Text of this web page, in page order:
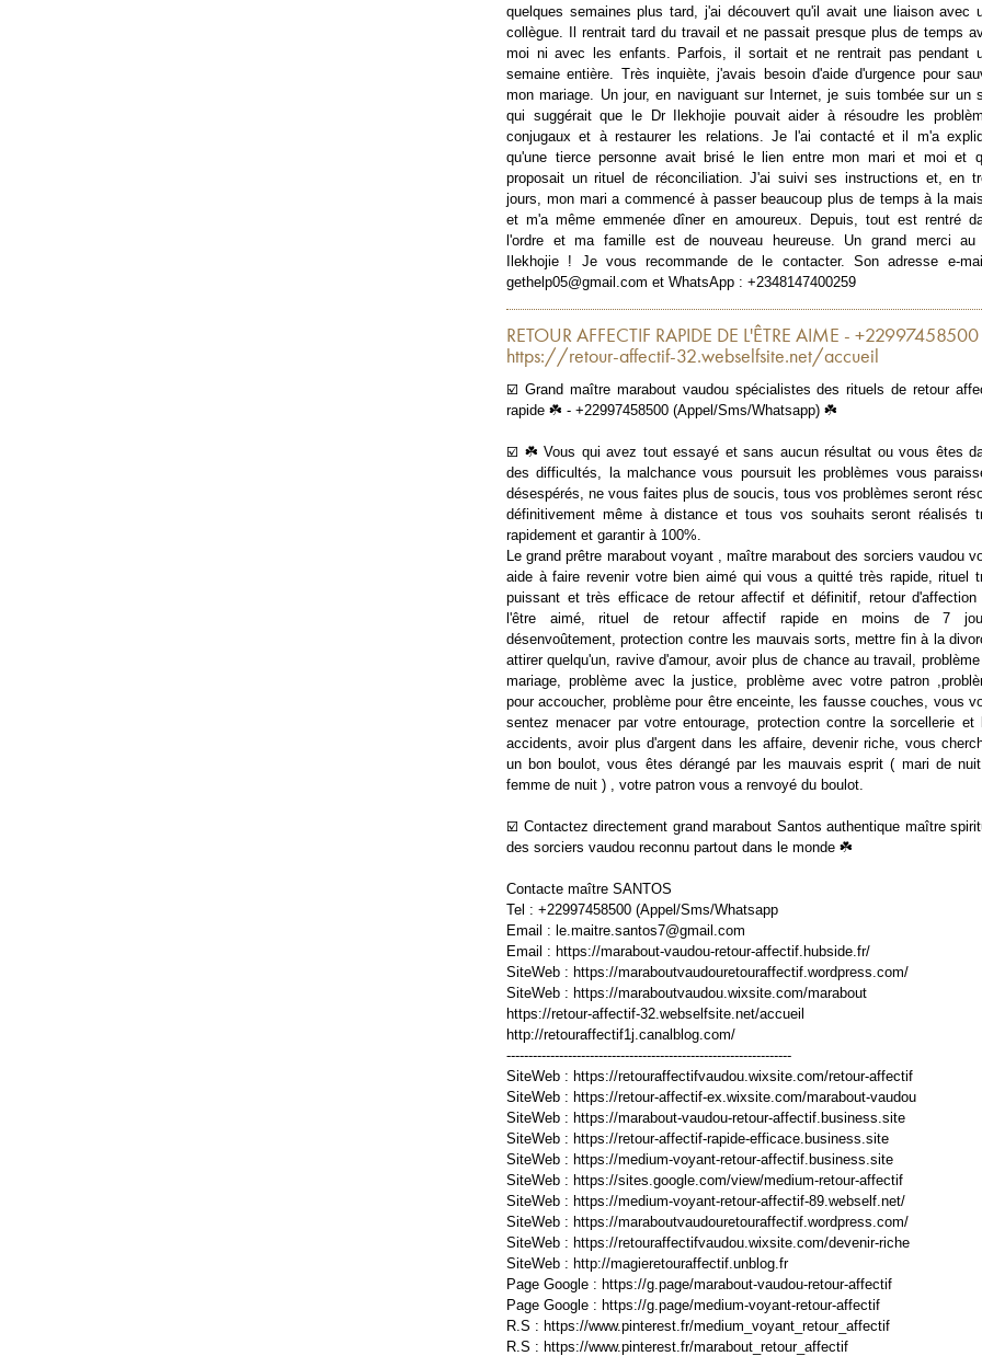
quelques semaines plus tard, j'ai découvert qu'il avait une liaison avec
collègue. Il rentrait tard du travail et ne passait presque plus de temps
moi ni avec les enfants. Parfois, il sortait et ne rentrait pas pendant
semaine entière. Très inquiète, j'avais besoin d'aide d'urgence pour
mon mariage. Un jour, en naviguant sur Internet, je suis tombée sur un
qui suggérait que le Dr Ilekhojie pouvait aider à résoudre les
conjugaux et à restaurer les relations. Je l'ai contacté et il m'a
qu'une tierce personne avait brisé le lien entre mon mari et moi et
proposait un rituel de réconciliation. J'ai suivi ses instructions et, en
jours, mon mari a commencé à passer beaucoup plus de temps à la
et m'a même emmenée dîner en amoureux. Depuis, tout est rentré
l'ordre et ma famille est de nouveau heureuse. Un grand merci au
Ilekhojie ! Je vous recommande de le contacter. Son adresse e-
gethelp05@gmail.com et WhatsApp : +2348147400259
RETOUR AFFECTIF RAPIDE DE L'ÊTRE AIME - +22997458500
https://retour-affectif-32.webselfsite.net/accueil
☑️ Grand maître marabout vaudou spécialistes des rituels de retour
rapide ☘️ - +22997458500 (Appel/Sms/Whatsapp) ☘️
☑️ ☘️ Vous qui avez tout essayé et sans aucun résultat ou vous êtes
des difficultés, la malchance vous poursuit les problèmes vous
désespérés, ne vous faites plus de soucis, tous vos problèmes seront
définitivement même à distance et tous vos souhaits seront réalisés
rapidement et garantir à 100%.
Le grand prêtre marabout voyant , maître marabout des sorciers vaudou
aide à faire revenir votre bien aimé qui vous a quitté très rapide, rituel
puissant et très efficace de retour affectif et définitif, retour d'affection
l'être aimé, rituel de retour affectif rapide en moins de 7
désenvoûtement, protection contre les mauvais sorts, mettre fin à la
attirer quelqu'un, ravive d'amour, avoir plus de chance au travail,
mariage, problème avec la justice, problème avec votre patron
pour accoucher, problème pour être enceinte, les fausse couches, vous
sentez menacer par votre entourage, protection contre la sorcellerie et
accidents, avoir plus d'argent dans les affaire, devenir riche, vous
un bon boulot, vous êtes dérangé par les mauvais esprit ( mari de
femme de nuit ) , votre patron vous a renvoyé du boulot.
☑️ Contactez directement grand marabout Santos authentique maître
des sorciers vaudou reconnu partout dans le monde ☘️
Contacte maître SANTOS
Tel : +22997458500 (Appel/Sms/Whatsapp
Email : le.maitre.santos7@gmail.com
Email : https://marabout-vaudou-retour-affectif.hubside.fr/
SiteWeb : https://maraboutvaudouretouraffectif.wordpress.com/
SiteWeb : https://maraboutvaudou.wixsite.com/marabout
https://retour-affectif-32.webselfsite.net/accueil
http://retouraffectif1j.canalblog.com/
-----------------------------------------------------------------
SiteWeb : https://retouraffectifvaudou.wixsite.com/retour-affectif
SiteWeb : https://retour-affectif-ex.wixsite.com/marabout-vaudou
SiteWeb : https://marabout-vaudou-retour-affectif.business.site
SiteWeb : https://retour-affectif-rapide-efficace.business.site
SiteWeb : https://medium-voyant-retour-affectif.business.site
SiteWeb : https://sites.google.com/view/medium-retour-affectif
SiteWeb : https://medium-voyant-retour-affectif-89.webself.net/
SiteWeb : https://maraboutvaudouretouraffectif.wordpress.com/
SiteWeb : https://retouraffectifvaudou.wixsite.com/devenir-riche
SiteWeb : http://magieretouraffectif.unblog.fr
Page Google : https://g.page/marabout-vaudou-retour-affectif
Page Google : https://g.page/medium-voyant-retour-affectif
R.S : https://www.pinterest.fr/medium_voyant_retour_affectif
R.S : https://www.pinterest.fr/marabout_retour_affectif